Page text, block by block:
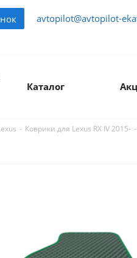
avtopilot@avtopilot-
Каталог
- Коврики для Lexus RX IV 2015- -